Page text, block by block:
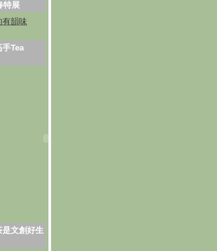
特展
有韻味
Tea
文創好生